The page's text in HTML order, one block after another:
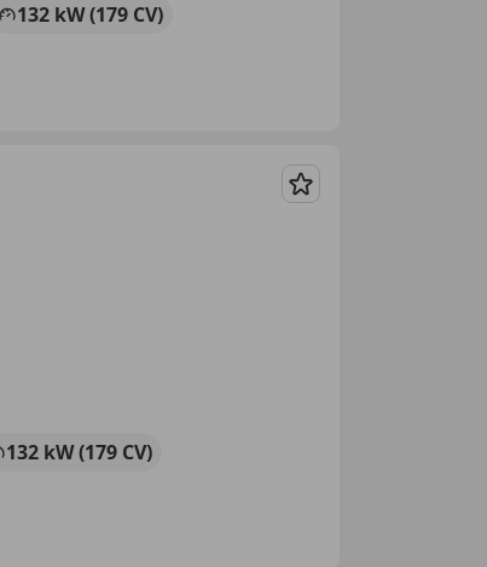
132 kW (179 CV)
Guardar
132 kW (179 CV)